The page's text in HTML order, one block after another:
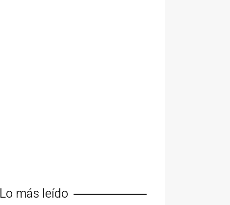
Lo más leído